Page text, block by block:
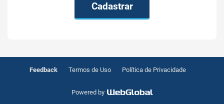
Cadastrar
Feedback Termos de Uso Política de Privacidade
Powered by